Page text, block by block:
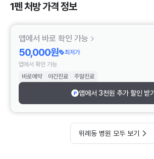
1펜 처방 가격 정보
앱에서 바로 확인 가능
50,000원
최저가
앱에서 확인 가능
바로예약
야간진료 주말진료
앱에서 3천원 추가 할인 받기
위례동 병원 모두 보기